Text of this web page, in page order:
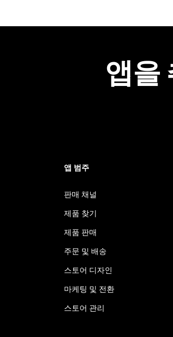
앱을
앱 범주
판매 채널
제품 찾기
제품 판매
주문 및 배송
스토어 디자인
마케팅 및 전환
스토어 관리